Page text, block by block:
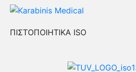
ΠΙΣΤΟΠΟΙΗΤΙΚΑ ISO